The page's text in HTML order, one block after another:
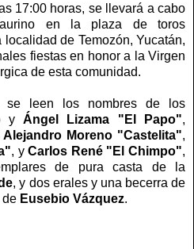
17:00 horas, se llevará a cabo
en la plaza de toros
de Temozón, Yucatán,
fiestas en honor a la Virgen
de esta comunidad.
se leen los nombres de los
yÁngel Lizama "El Papo",
Alejandro Moreno "Castelita",
, yCarlos René "El Chimpo",
de pura casta de la
, y dos erales y una becerra de
de Eusebio Vázquez.